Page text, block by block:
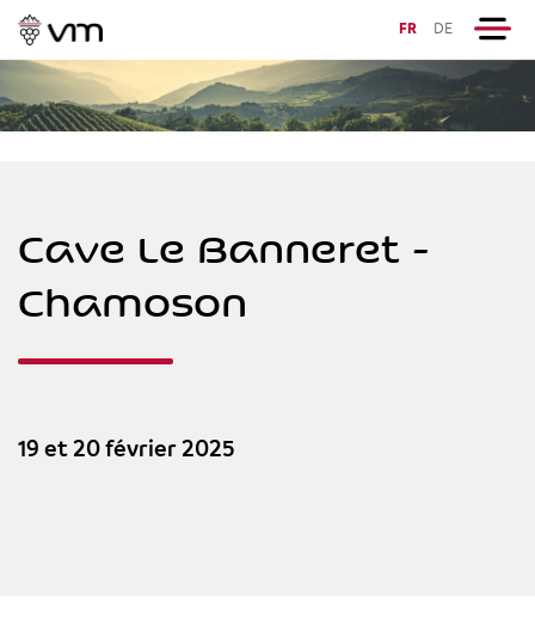
FR DE
Cave Le Banneret -
Chamoson
19 et 20 février 2025